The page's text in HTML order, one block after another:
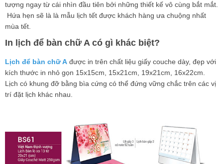
tượng ngay từ cái nhìn đầu tiên bởi những thiết kế vô cùng bắt mắt.
Hứa hẹn sẽ là là mẫu lịch tết được khách hàng ưa chuộng nhất
mùa tết.
In lịch để bàn chữ A có gì khác biệt?
Lịch để bàn chữ A được in trên chất liệu giấy couche dày, đẹp với
kích thước in nhỏ gọn 15x15cm, 15x21cm, 19x21cm, 16x22cm.
Lịch có khung đỡ bằng bìa cứng có thể đứng vững chắc trên các vị
trí đặt lịch khác nhau.